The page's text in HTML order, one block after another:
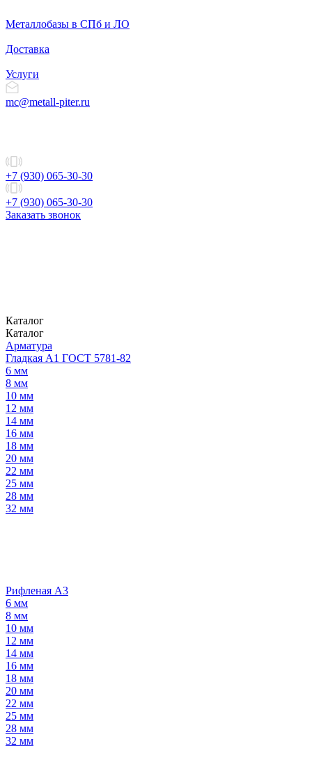
Металлобазы в СПб и ЛО
Доставка
Услуги
mc@metall-piter.ru
+7 (930) 065-30-30
+7 (930) 065-30-30
Заказать звонок
Каталог
Каталог
Арматура
Гладкая А1 ГОСТ 5781-82
6 мм
8 мм
10 мм
12 мм
14 мм
16 мм
18 мм
20 мм
22 мм
25 мм
28 мм
32 мм
Рифленая А3
6 мм
8 мм
10 мм
12 мм
14 мм
16 мм
18 мм
20 мм
22 мм
25 мм
28 мм
32 мм